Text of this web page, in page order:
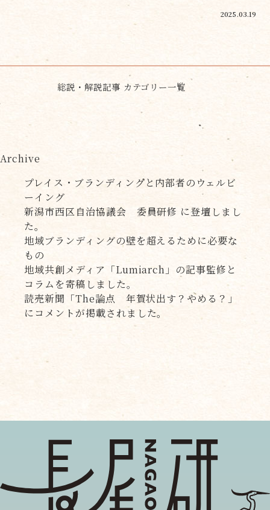
2025.03.19
総説・解説記事 カテゴリー一覧
Archive
プレイス・ブランディングと内部者のウェルビ
ーイング
新潟市西区自治協議会 委員研修 に登壇しまし
た。
地域ブランディングの壁を超えるために必要な
もの
地域共創メディア「Lumiarch」の記事監修と
コラムを寄稿しました。
読売新聞「The論点 年賀状出す？やめる？」
にコメントが掲載されました。